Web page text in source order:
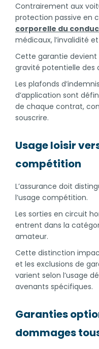
Contrairement aux
protection passive en
corporelle du
médicaux, l’invalidité
Cette garantie
gravité potentielle des
Les plafonds
d’application sont
de chaque contrat,
souscrire.
Usage loisir
compétition
L’assurance doit
l’usage compétition.
Les sorties en circuit
entrent dans la
amateur.
Cette distinction
et les exclusions de
varient selon l’usage
avenants spécifiques.
Garanties
dommages